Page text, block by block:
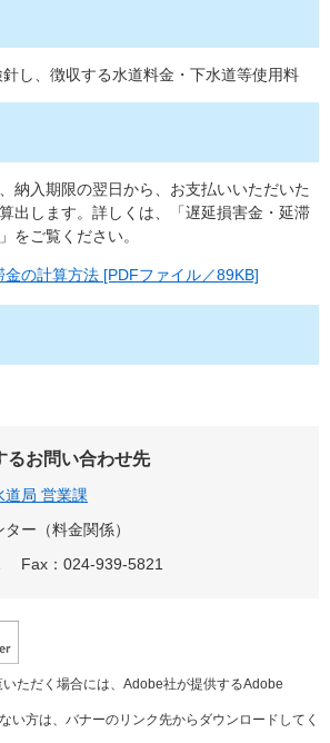
し、徴収する水道料金・下水道等使用料
納入期限の翌日から、お支払いいただいた
出します。詳しくは、「遅延損害金・延滞
をご覧ください。
の計算方法 [PDFファイル／89KB]
るお問い合わせ先
道局 営業課
ー（料金関係）
Fax：024-939-5821
ただく場合には、Adobe社が提供するAdobe
い方は、バナーのリンク先からダウンロードしてく